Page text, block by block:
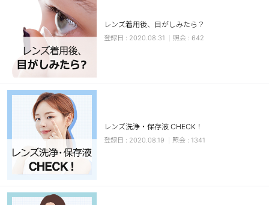
カラー
ブラウン
チョコ
グレー
ヘーゼル
ブルー
透明
ハロウィンカラコン
ケア用品
レビュー
レンズ着用後、目がしみたら？
2020.08.31 642
レンズ洗浄・保存液 CHECK！
2020.08.19 1341